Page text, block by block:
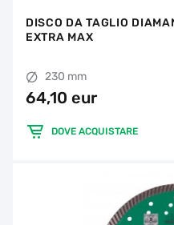
DISCO DA TAGLIO
EXTRA MAX
230 mm
64,10 eur
DOVE ACQUISTARE